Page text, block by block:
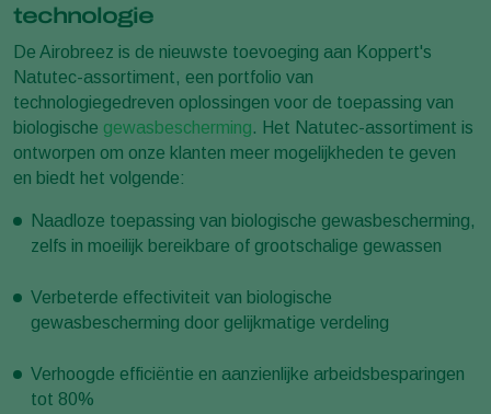
technologie
De Airobreez is de nieuwste toevoeging aan Koppert's
Natutec-assortiment, een portfolio van
technologiegedreven oplossingen voor de toepassing van
biologische gewasbescherming. Het Natutec-assortiment is
ontworpen om onze klanten meer mogelijkheden te geven
en biedt het volgende:
Naadloze toepassing van biologische gewasbescherming,
zelfs in moeilijk bereikbare of grootschalige gewassen
Verbeterde effectiviteit van biologische
gewasbescherming door gelijkmatige verdeling
Verhoogde efficiëntie en aanzienlijke arbeidsbesparingen
tot 80%